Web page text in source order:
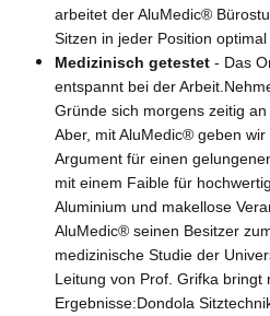
arbeitet der AluMedic®
Sitzen in jeder Position optimal
Medizinisch getestet - Das
entspannt bei der
Gründe sich morgens zeitig
Aber, mit AluMedic® geben
Argument für einen
mit einem Faible für
Aluminium und makellose
AluMedic® seinen Besitzer
medizinische Studie der
Leitung von Prof. Grifka bringt
Ergebnisse:Dondola